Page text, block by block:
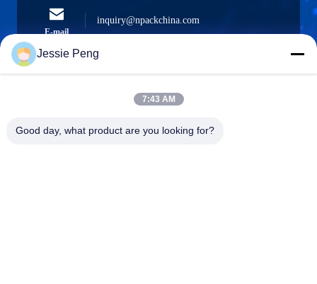
E-mail
inquiry@npackchina.com
0086-21-66035560
Jessie Peng
7:43 AM
Good day, what product are you looking for?